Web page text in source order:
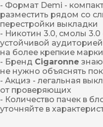
- Формат Demi -
разместить рядом со
перестройки выкладки
- Никотин 3.0, смолы 3.0
устойчивой
на более крепкие марки
- Бренд Cigaronne
не нужно объяснять
- Акциз - легальная
от проверяющих
- Количество пачек в
уточняйте в